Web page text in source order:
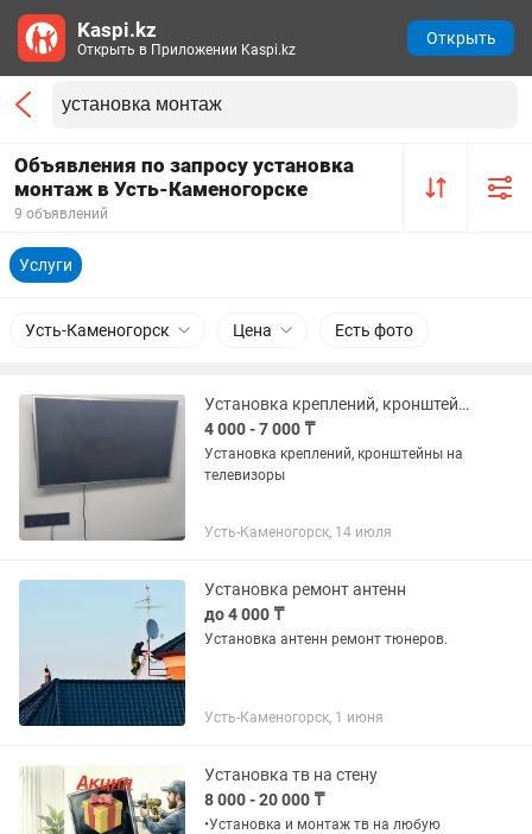
Объявления по запросу установка
монтаж в Усть-Каменогорске
9 объявлений
Услуги
Усть-Каменогорск Цена Есть фото
Установка креплений, кронштейны на телевизоры
4 000 - 7 000 ₸
Установка креплений, кронштейны на
телевизоры
Усть-Каменогорск, 14 июля
Установка ремонт антенн
до 4 000 ₸
Установка антенн ремонт тюнеров.
Усть-Каменогорск, 1 июня
Установка тв на стену
8 000 - 20 000 ₸
•Установка и монтаж тв на любую
Kaspi.kz
Открыть в Приложении Kaspi.kz
Открыть